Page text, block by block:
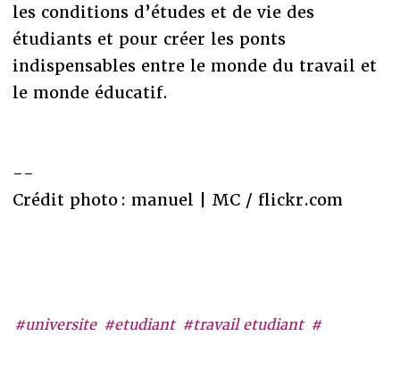
#universite #etudiant #travail etudiant #
les conditions d’études et de vie des
étudiants et pour créer les ponts
indispensables entre le monde du travail et
le monde éducatif.
--
Crédit photo : manuel | MC / flickr.com